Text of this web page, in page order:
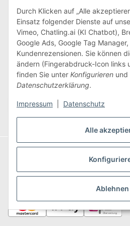
Alle
Ablehnen
Durch Klicken auf „Alle
Einsatz folgender Dienste auf
Vimeo, Chatling.ai (KI Chatbot),
Google Ads, Google Tag
Kundenrezensionen. Sie können
ändern (Fingerabdruck-Icon links
finden Sie unter Konfigurieren und
Datenschutzerklärung.
Impressum Datenschutz
Unternehmen
Inspiration & mehr
Vertrag